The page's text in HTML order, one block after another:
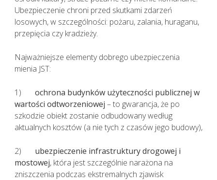
Ubezpieczenie chroni przed skutkami zdarzeń
losowych, w szczególności: pożaru, zalania, huraganu,
przepięcia czy kradzieży.
Najważniejsze elementy dobrego ubezpieczenia
mienia JST:
1)
ochrona budynków użyteczności publicznej w
wartości odtworzeniowej – to gwarancja, że po
szkodzie obiekt zostanie odbudowany według
aktualnych kosztów (a nie tych z czasów jego budowy),
2)
ubezpieczenie infrastruktury drogowej i
mostowej, która jest szczególnie narażona na
zniszczenia podczas ekstremalnych zjawisk